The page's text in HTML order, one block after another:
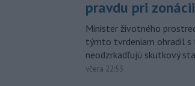
pravdu pri zonácii
Minister životného
týmto tvrdeniam ohradil s
neodzrkadľujú skutkový
včera 22:53